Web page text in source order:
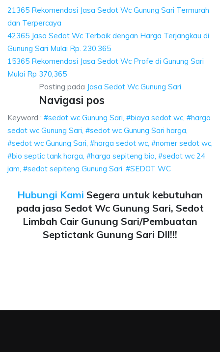
21365 Rekomendasi Jasa Sedot Wc Gunung Sari Termurah
dan Terpercaya
42365 Jasa Sedot Wc Terbaik dengan Harga Terjangkau di
Gunung Sari Mulai Rp. 230,365
15365 Rekomendasi Jasa Sedot Wc Profe di Gunung Sari
Mulai Rp 370,365
Posting pada Jasa Sedot Wc Gunung Sari
Navigasi pos
Keyword : #sedot wc Gunung Sari, #biaya sedot wc, #harga
sedot wc Gunung Sari, #sedot wc Gunung Sari harga,
#sedot wc Gunung Sari, #harga sedot wc, #nomer sedot wc,
#bio septic tank harga, #harga sepiteng bio, #sedot wc 24
jam, #sedot sepiteng Gunung Sari, #SEDOT WC
Hubungi Kami Segera untuk kebutuhan
pada jasa Sedot Wc Gunung Sari, Sedot
Limbah Cair Gunung Sari/Pembuatan
Septictank Gunung Sari Dll!!!